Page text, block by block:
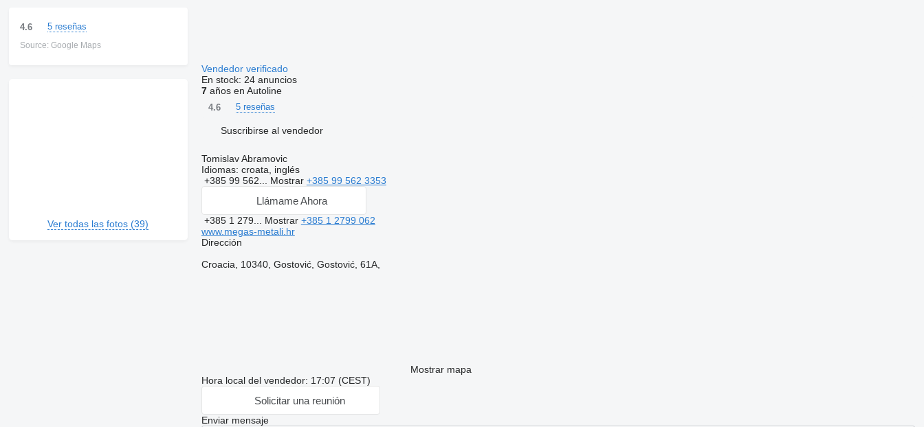
4.6 5 reseñas
Source: Google Maps
Ver todas las fotos (39)
Vendedor verificado
En stock: 24 anuncios
7años en Autoline
4.6 5 reseñas
Suscribirse al vendedor
Tomislav Abramovic
Idiomas: croata, inglés
+385 99 562... Mostrar +385 99 562 3353
Llámame Ahora
+385 1 279... Mostrar +385 1 2799 062
www.megas-metali.hr
Dirección
Croacia, 10340, Gostović, Gostović, 61A,
Mostrar mapa
Hora local del vendedor: 17:07 (CEST)
Solicitar una reunión
Enviar mensaje